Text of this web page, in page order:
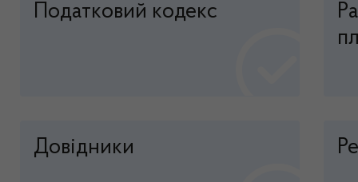
Податковий кодекс
Довідники